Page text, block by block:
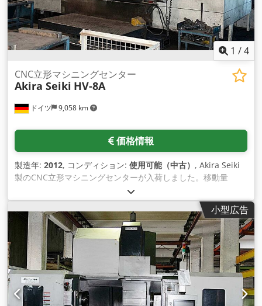
1 /4
ドイツ 9,058 km
CNC立形マシニングセンター
Akira Seiki HV-8A
価格情報
製造年: 2012, コンディション: 使用可能（中古） , Akira Seiki
製のCNC立形マシニングセンターが入荷しました。移動量
X/Y/Z: 2060mm/850mm/815mm、スピンドル-テーブル距離:
120mm-935mm、テーブル寸法 X/Y: 2150mm/800mm、最
大。テーブル荷重: 3240kg。スピンドル出力: 42kW、速度:
8000rpm、ツールホルダー: BT50、早送り X/Y/Z:
36m/36m/30m/分、位置決め精度: 0.015mm、繰り返し精度:
+/-0.005mm。ツール位置: 最大 28。ツール直径：最大
100mm/200mm。ツール長さ: 最大350mm。ツール重量:
15kg。機械寸法 X/Y: 約5000mm/3550mm、重量：約
14500kg、コントロール: Mitsubishi 70。ドキュメントあり。
現地見学も可能です。 Dedpfx Ajv Ubqhjlaskr
小型広告